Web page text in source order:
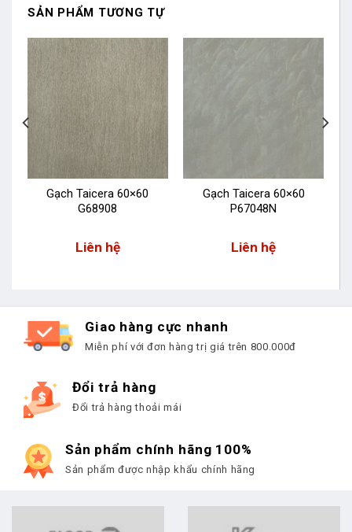
SẢN PHẨM TƯƠNG TỰ
Gạch Taicera 60×60
G68908
Liên hệ
Gạch Taicera 60×60
P67048N
Liên hệ
Giao hàng cực nhanh
Miễn phí với đơn hàng trị giá trên 800.000đ
Đổi trả hàng
Đổi trả hàng thoải mái
Sản phẩm chính hãng 100%
Sản phẩm được nhập khẩu chính hãng